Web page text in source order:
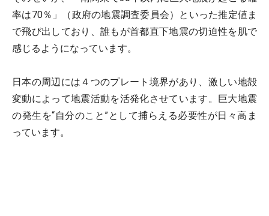
率は70％」（政府の地震調査委員会）といった推定値ま
で飛び出しており、誰もが首都直下地震の切迫性を肌で
感じるようになっています。
日本の周辺には４つのプレート境界があり、激しい地殻
変動によって地震活動を活発化させています。巨大地震
の発生を“自分のこと”として捕らえる必要性が日々高ま
っています。